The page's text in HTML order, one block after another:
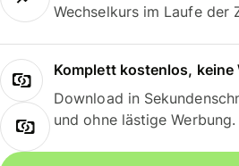
Wechselkurs im Laufe der
Komplett kostenlos, keine
Download in
und ohne lästige Werbung.